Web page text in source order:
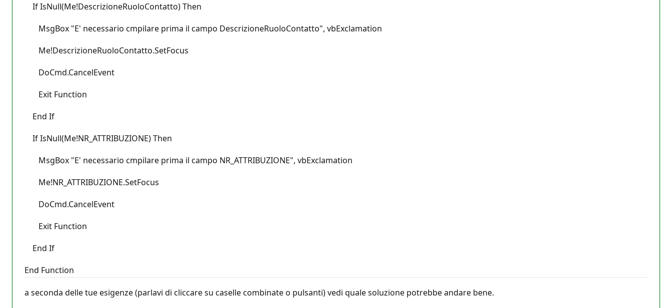
If IsNull(Me!DescrizioneRuoloContatto) Then
MsgBox "E' necessario cmpilare prima il campo DescrizioneRuoloContatto", vbExclamation
Me!DescrizioneRuoloContatto.SetFocus
DoCmd.CancelEvent
Exit Function
End If
If IsNull(Me!NR_ATTRIBUZIONE) Then
MsgBox "E' necessario cmpilare prima il campo NR_ATTRIBUZIONE", vbExclamation
Me!NR_ATTRIBUZIONE.SetFocus
DoCmd.CancelEvent
Exit Function
End If
End Function
a seconda delle tue esigenze (parlavi di cliccare su caselle combinate o pulsanti) vedi quale soluzione potrebbe andare bene.